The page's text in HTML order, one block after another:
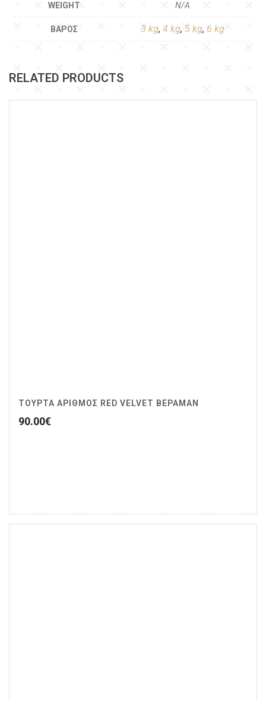
WEIGHT N/A
ΒΆΡΟΣ 3 kg, 4 kg, 5 kg, 6 kg
RELATED PRODUCTS
ΤΟΥΡΤΑ ΑΡΙΘΜΟΣ RED VELVET ΒΕΡΑΜΑΝ
90.00€